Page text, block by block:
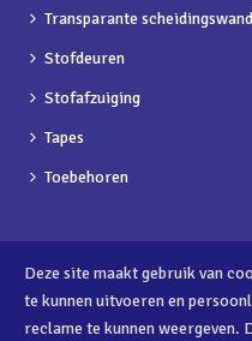
Transparante scheidingswand
Stofdeuren
Stofafzuiging
Tapes
Toebehoren
Deze site maakt gebruik van
te kunnen uitvoeren en
reclame te kunnen weergeven.